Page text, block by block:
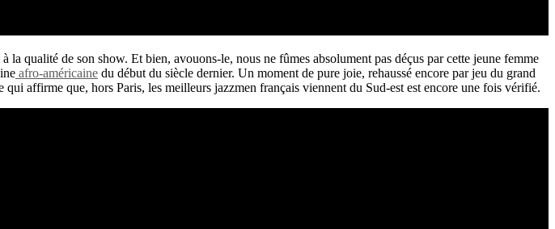
la qualité de son show. Et bien, avouons-le, nous ne fûmes absolument pas déçus par cette jeune femme
afro-américaine du début du siècle dernier. Un moment de pure joie, rehaussé encore par jeu du grand
affirme que, hors Paris, les meilleurs jazzmen français viennent du Sud-est est encore une fois vérifié.